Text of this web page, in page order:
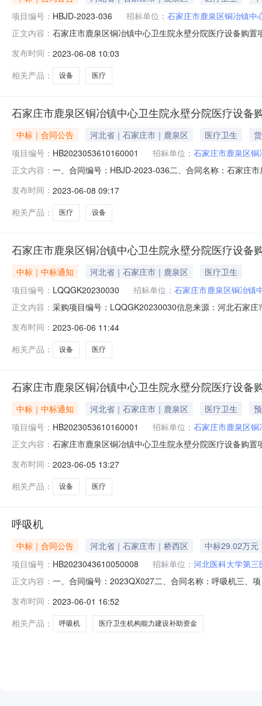
项目编号： HBJD-2023-036 招标单位： 石家庄市鹿泉区铜冶镇中
正文内容： 石家庄市鹿泉区铜冶镇中心卫生院永壁分院医疗设备购
区铜冶镇中心卫生院永壁分院地址：石家庄市鹿泉区铜
厦商业及公
发布时间： 2023-06-08 10:03
相关产品：
设备 医疗
石家庄市鹿泉区铜冶镇中心卫生院永壁分院医疗设备
中标｜合同公告 河北省｜石家庄市｜鹿泉区 医疗卫生
项目编号： HB2023053610160001 招标单位： 石家庄市鹿泉区
正文内容： 一、合同编号：HBJD-2023-036二、合同名称：石家庄
系方式：0311-82251906供应商（乙方）：石家庄靖冉
发布时间： 2023-06-08 09:17
相关产品：
医疗 设备
石家庄市鹿泉区铜冶镇中心卫生院永壁分院医疗设备
中标｜中标通知 河北省｜石家庄市｜鹿泉区
医疗卫生
项目编号： LQQGK20230030 招标单位： 石家庄市鹿泉区铜冶镇
正文内容： 采购项目编号：LQQGK20230030信息来源：河北石家
址：石家庄市鹿泉区铜冶镇永壁村采购代理机构全称：
发布时间： 2023-06-06 11:44
相关产品：
设备 医疗
石家庄市鹿泉区铜冶镇中心卫生院永壁分院医疗设备
中标｜中标通知 河北省｜石家庄市｜鹿泉区 医疗卫生
项目编号： HB2023053610160001 招标单位： 石家庄市鹿泉区
正文内容： 石家庄市鹿泉区铜冶镇中心卫生院永壁分院医疗设备购
1902号91130104MA0G9CBK76四、主要标的信息货物
冉医疗器械销
发布时间： 2023-06-05 13:27
相关产品：
设备 医疗
呼吸机
中标｜合同公告 河北省｜石家庄市｜桥西区
中标29.02万元
项目编号： HB2023043610050008 招标单位： 河北医科大学第三
正文内容： 一、合同编号：2023QX027二、合同名称：呼吸机三、
山西路258号联系方式：0311-86098111六、合同主要
发布时间： 2023-06-01 16:52
相关产品：
呼吸机 医疗卫生机构能力建设补助资金